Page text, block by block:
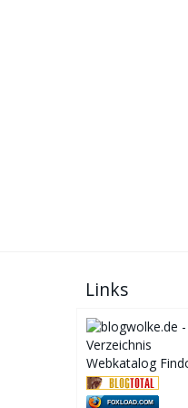
Links
Webkatalog
FOXLOAD.COM